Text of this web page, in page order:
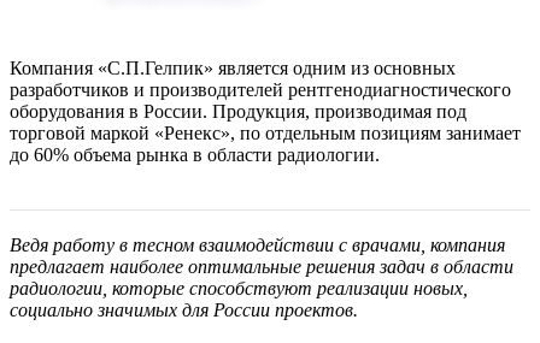
Компания «С.П.Гелпик» является одним из основных
разработчиков и производителей рентгенодиагностического
оборудования в России. Продукция, производимая под
торговой маркой «Ренекс», по отдельным позициям занимает
до 60% объема рынка в области радиологии.
Ведя работу в тесном взаимодействии с врачами, компания
предлагает наиболее оптимальные решения задач в области
радиологии, которые способствуют реализации новых,
социально значимых для России проектов.